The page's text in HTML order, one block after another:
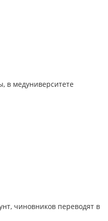
в медуниверситете
чиновников переводят в